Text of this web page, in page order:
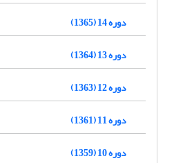
دوره 14 (1365)
دوره 13 (1364)
دوره 12 (1363)
دوره 11 (1361)
دوره 10 (1359)